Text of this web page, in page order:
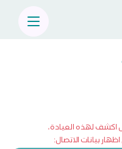
اكشف لهذه العيادة،
بيانات الاتصال: